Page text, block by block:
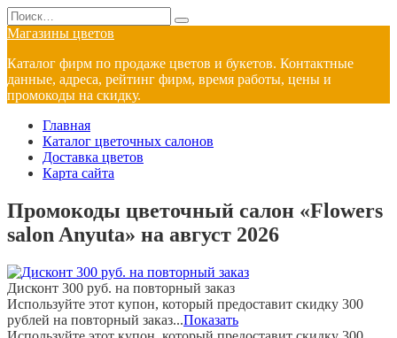
Перейти
к
содержанию
Search
for:
Магазины цветов
Каталог фирм по продаже цветов и букетов. Контактные
данные, адреса, рейтинг фирм, время работы, цены и
промокоды на скидку.
Главная
Каталог цветочных салонов
Доставка цветов
Карта сайта
Промокоды цветочный салон «Flowers
salon Anyuta» на август 2026
Дисконт 300 руб. на повторный заказ
Используйте этот купон, который предоставит скидку 300
рублей на повторный заказ...Показать